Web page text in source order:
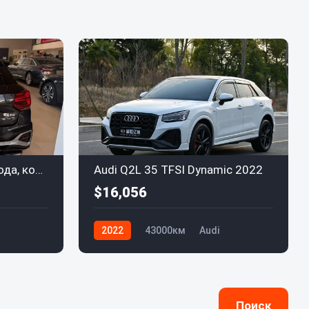
Audi Q2L 35 TFSI 2022 года, комплектация "Fashion Dynamic" Audi Q2L 35 TFSI Dynamic 2022
$16,056
2022 43000км Audi
Поиск